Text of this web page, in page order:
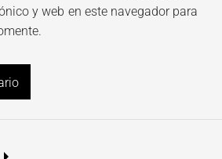
y web en este navegador para